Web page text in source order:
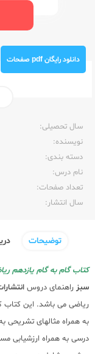
دانلود رایگان pdf صفحات
سال تحصیلی:‌
نویسنده:‌
دسته بندی:
نام درس:
تعداد صفحات:‌
سال انتشار:‌
توضیحات
کتاب گام به گام یازدهم
سبز راهنمای دروس
ریاضی می باشد. این کتاب
به همراه مثالهای تشریحی
درسی به همراه ارزشیابی